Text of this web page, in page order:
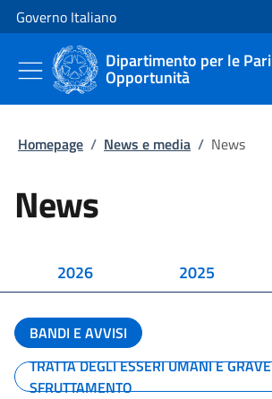
Vai al contenuto
Vai alla navigazione del sito
Governo Italiano
Dipartimento per le Pari
Opportunità
Homepage / News e media / News
News
2026 2025
BANDI E AVVISI
TRATTA DEGLI ESSERI UMANI E GRAVE
SFRUTTAMENTO